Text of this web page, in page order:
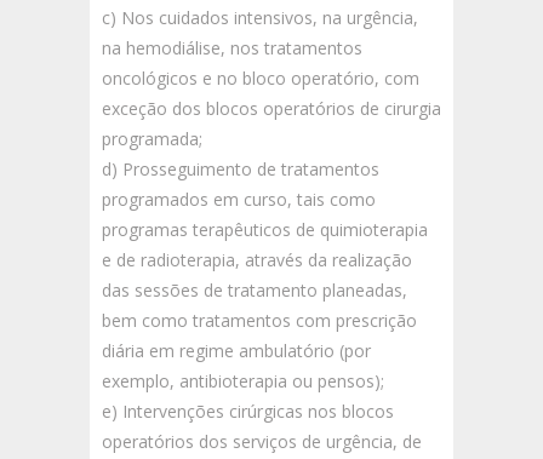
c) Nos cuidados intensivos, na urgência,
na hemodiálise, nos tratamentos
oncológicos e no bloco operatório, com
exceção dos blocos operatórios de cirurgia
programada;
d) Prosseguimento de tratamentos
programados em curso, tais como
programas terapêuticos de quimioterapia
e de radioterapia, através da realização
das sessões de tratamento planeadas,
bem como tratamentos com prescrição
diária em regime ambulatório (por
exemplo, antibioterapia ou pensos);
e) Intervenções cirúrgicas nos blocos
operatórios dos serviços de urgência, de